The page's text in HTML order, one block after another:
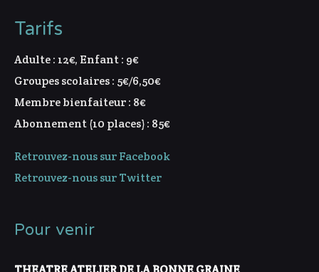
Tarifs
Adulte : 12€, Enfant : 9€
Groupes scolaires : 5€/6,50€
Membre bienfaiteur : 8€
Abonnement (10 places) : 85€
Retrouvez-nous sur Facebook
Retrouvez-nous sur Twitter
Pour venir